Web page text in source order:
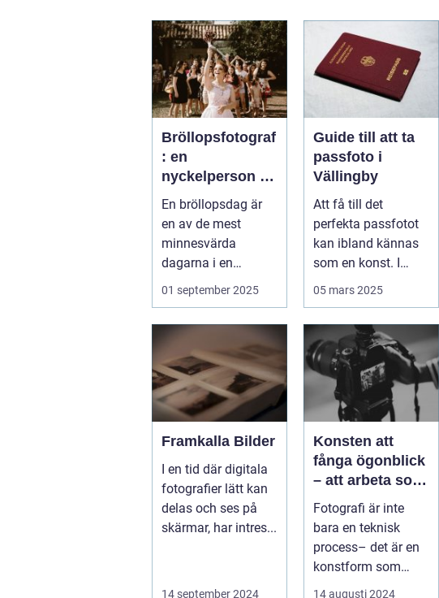
Bröllopsfotograf
: en
nyckelperson i
din
bröllopsberättel
se
En bröllopsdag är
en av de mest
minnesvärda
dagarna i en
människas liv. Det
&aum...
01 september 2025
Guide till att ta
passfoto i
Vällingby
Att få till det
perfekta passfotot
kan ibland kännas
som en konst. I
05 mars 2025
Framkalla Bilder
I en tid där digitala
fotografier lätt kan
delas och ses på
skärmar, har intres...
14 september 2024
Konsten att
fånga ögonblick
– att arbeta som
fotograf i
Norrköping
Fotografi är inte
bara en teknisk
process– det är en
konstform som
fångar tide...
14 augusti 2024